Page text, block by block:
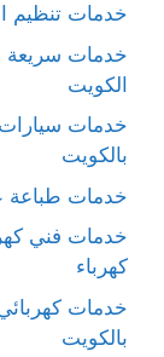
خدمات تنظيم
خدمات سريعة
الكويت
خدمات
بالكويت
خدمات طباعة
خدمات فني
كهرباء
خدمات
بالكويت